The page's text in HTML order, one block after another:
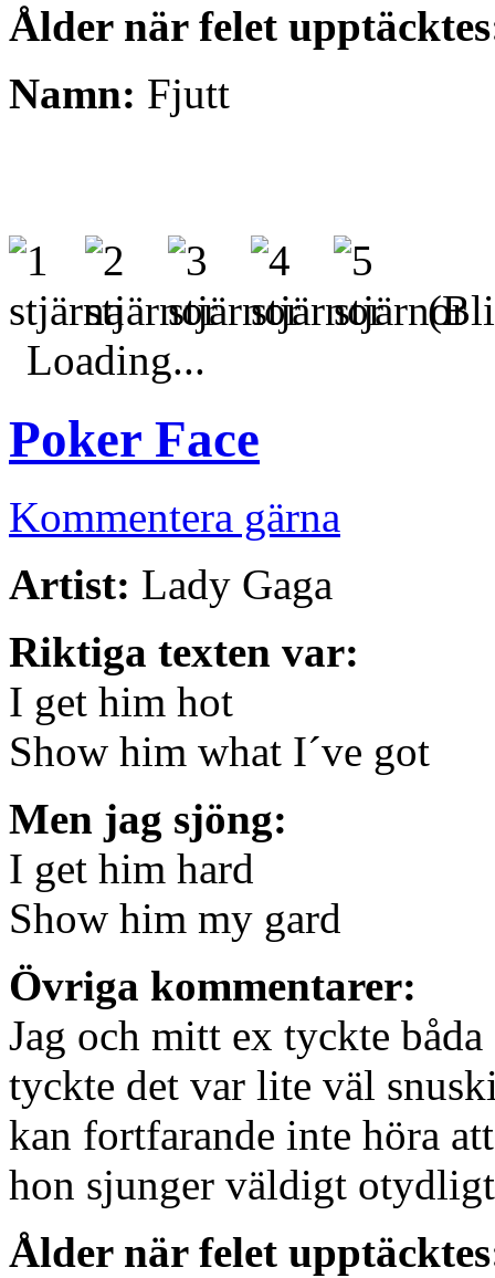
Ålder när felet
Namn: Fjutt
(Bli
Loading...
Poker Face
Kommentera gärna
Artist: Lady Gaga
Riktiga texten var:
I get him hot
Show him what I´ve got
Men jag sjöng:
I get him hard
Show him my gard
Övriga kommentarer:
Jag och mitt ex tyckte
tyckte det var lite väl
kan fortfarande inte höra
hon sjunger väldigt
Ålder när felet